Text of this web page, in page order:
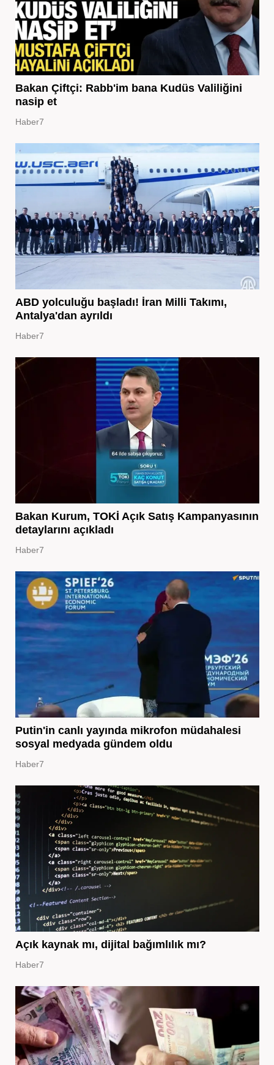
Bakan Çiftçi: Rabb'im bana Kudüs Valiliğini
nasip et
Haber7
ABD yolculuğu başladı! İran Milli Takımı,
Antalya'dan ayrıldı
Haber7
Bakan Kurum, TOKİ Açık Satış Kampanyasının
detaylarını açıkladı
Haber7
Putin'in canlı yayında mikrofon müdahalesi
sosyal medyada gündem oldu
Haber7
Açık kaynak mı, dijital bağımlılık mı?
Haber7